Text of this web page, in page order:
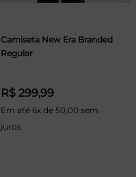
Camiseta New Era Branded
Regular
R$ 299,99
Em até 6x de 50,00 sem
juros